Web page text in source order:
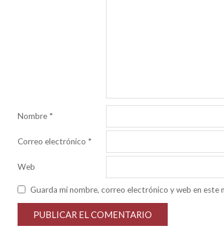
Nombre *
Correo electrónico *
Web
Guarda mi nombre, correo electrónico y web en este